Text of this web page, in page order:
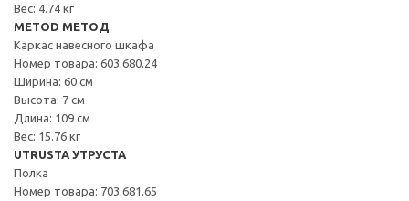
Вес: 4.74 кг
METOD МЕТОД
Каркас навесного шкафа
Номер товара: 603.680.24
Ширина: 60 см
Высота: 7 см
Длина: 109 см
Вес: 15.76 кг
UTRUSTA УТРУСТА
Полка
Номер товара: 703.681.65